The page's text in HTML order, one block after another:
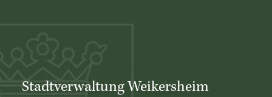
Stadtverwaltung Weikersheim